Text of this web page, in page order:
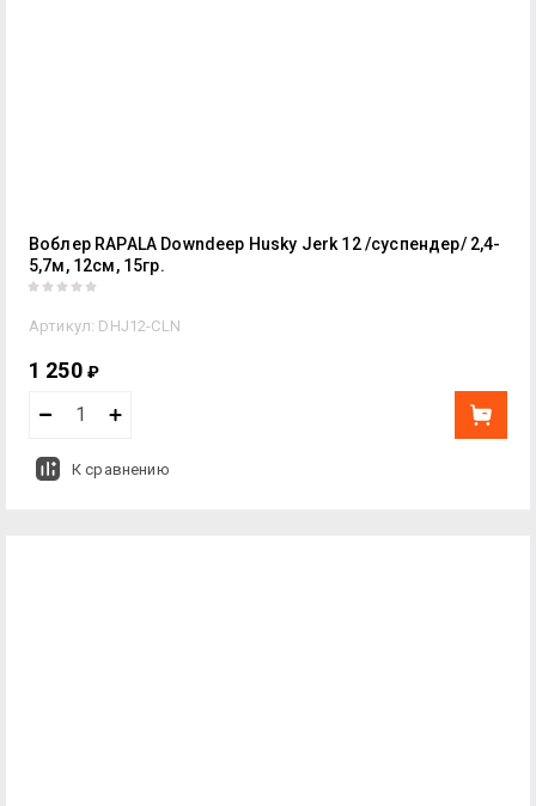
Воблер RAPALA Downdeep Husky Jerk 12 /суспендер/ 2,4-
5,7м, 12см, 15гр.
Артикул: DHJ12-CLN
1 250 ₽
К сравнению